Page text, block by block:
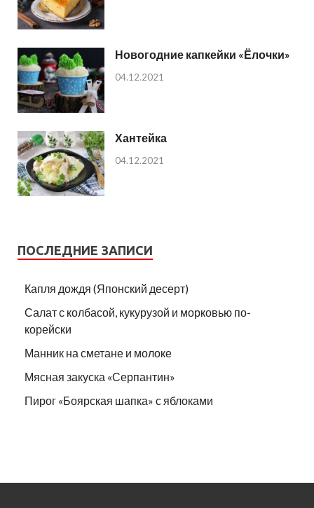
Новогодние капкейки «Ёлочки»
04.12.2021
Хантейка
04.12.2021
ПОСЛЕДНИЕ ЗАПИСИ
Капля дождя (Японский десерт)
Салат с колбасой, кукурузой и морковью по-
корейски
Манник на сметане и молоке
Мясная закуска «Серпантин»
Пирог «Боярская шапка» с яблоками